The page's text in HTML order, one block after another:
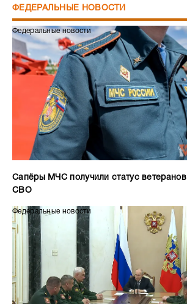
ФЕДЕРАЛЬНЫЕ НОВОСТИ
Федеральные новости
Сапёры МЧС получили статус ветеранов
СВО
Федеральные новости